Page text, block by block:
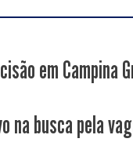
em Campina
na busca pela